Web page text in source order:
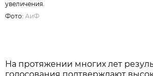
Именно такой формат делает
заслужившие наибольшее